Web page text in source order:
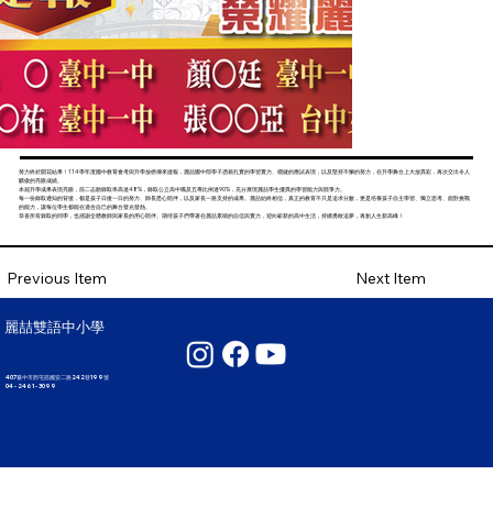
努力終於開花結果！114學年度國中教育會考與升學放榜傳來捷報，麗喆國中部學子憑藉扎實的學習實力、穩健的應試表現，以及堅持不懈的努力，在升學舞台上大放異彩，再次交出令人
驕傲的亮眼成績。
本屆升學成果表現亮眼，前二志願錄取率高達48%，錄取公立高中職及五專比例達90%，充分展現麗喆學生優異的學習能力與競爭力。
每一份錄取通知的背後，都是孩子日復一日的努力、師長悉心陪伴，以及家長一路支持的成果。麗喆始終相信，真正的教育不只是追求分數，更是培養孩子自主學習、獨立思考、面對挑戰
的能力，讓每位學生都能在適合自己的舞台發光發熱。
恭喜所有錄取的同學，也感謝全體教師與家長的用心陪伴。期待孩子們帶著在麗喆累積的自信與實力，迎向嶄新的高中生活，持續勇敢追夢，再創人生新高峰！
Previous Item Next Item
麗喆雙語中小學
407臺中市西屯區國安二路242巷199號
04 - 2461 - 3099